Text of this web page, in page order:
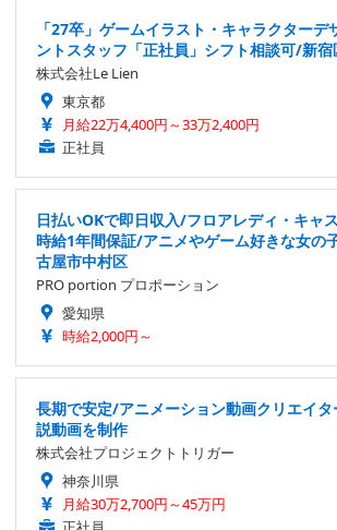
「27卒」ゲームイラスト・キャラクターデ
ントスタッフ「正社員」シフト相談可/新宿
株式会社Le Lien
東京都
月給22万4,400円～33万2,400円
正社員
日払いOKで即日収入/フロアレディ・キャ
時給1年間保証/アニメやゲーム好きな女の
古屋市中村区
PRO portion プロポーション
愛知県
時給2,000円～
長期で安定/アニメーション動画クリエイ
説動画を制作
株式会社プロジェクトトリガー
神奈川県
月給30万2,700円～45万円